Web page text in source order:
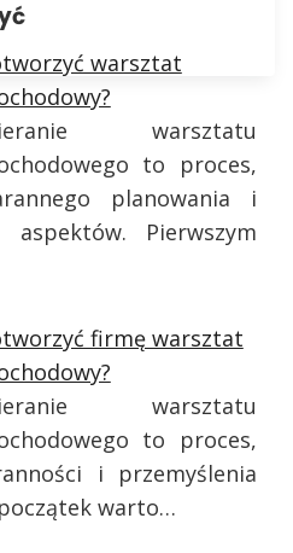
warsztat
warsztatu
to proces,
planowania i
aspektów. Pierwszym
firmę warsztat
warsztatu
to proces,
i przemyślenia
warto…